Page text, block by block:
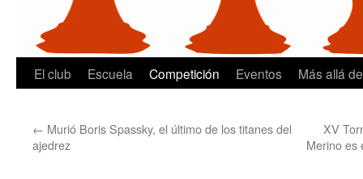
Saltar
contenido
El club Escuela Competición Eventos Más allá
← Murió Boris Spassky, el último de los titanes del
ajedrez
XV
Merino es